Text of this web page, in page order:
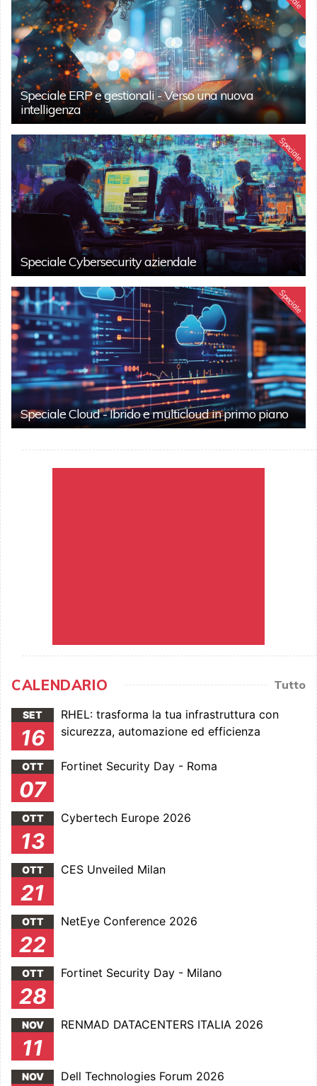
Speciale ERP e gestionali - Verso una nuova
intelligenza
Speciale
Speciale Cybersecurity aziendale
Speciale
Speciale Cloud - Ibrido e multicloud in primo piano
CALENDARIO Tutto
SET
16
RHEL: trasforma la tua infrastruttura con
sicurezza, automazione ed efficienza
OTT
07
Fortinet Security Day - Roma
OTT
13
Cybertech Europe 2026
OTT
21
CES Unveiled Milan
OTT
22
NetEye Conference 2026
OTT
28
Fortinet Security Day - Milano
NOV
11
RENMAD DATACENTERS ITALIA 2026
NOV Dell Technologies Forum 2026